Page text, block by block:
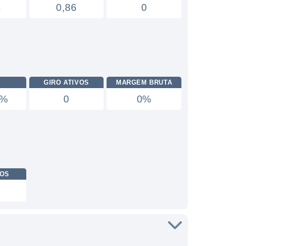
0,86 0
GIRO ATIVOS
0
MARGEM BRUTA
0%